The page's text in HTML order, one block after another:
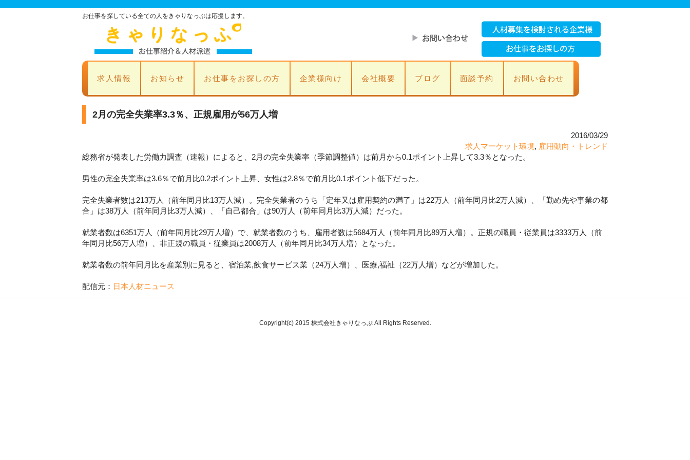
お仕事を探している全ての人をきゃりなっぷは応援します。
求人情報 お知らせ お仕事をお探しの方 企業様向け 会社概要 ブログ 面談予約 お問い合わせ
2月の完全失業率3.3％、正規雇用が56万人増
2016/03/29
求人マーケット環境, 雇用動向・トレンド
総務省が発表した労働力調査（速報）によると、2月の完全失業率（季節調整値）は前月から0.1ポイント上昇して3.3％となった。
男性の完全失業率は3.6％で前月比0.2ポイント上昇、女性は2.8％で前月比0.1ポイント低下だった。
完全失業者数は213万人（前年同月比13万人減）。完全失業者のうち「定年又は雇用契約の満了」は22万人（前年同月比2万人減）、「勤め先や事業の都
合」は38万人（前年同月比3万人減）、「自己都合」は90万人（前年同月比3万人減）だった。
就業者数は6351万人（前年同月比29万人増）で、就業者数のうち、雇用者数は5684万人（前年同月比89万人増）。正規の職員・従業員は3333万人（前
年同月比56万人増）、非正規の職員・従業員は2008万人（前年同月比34万人増）となった。
就業者数の前年同月比を産業別に見ると、宿泊業,飲食サービス業（24万人増）、医療,福祉（22万人増）などが増加した。
配信元： 日本人材ニュース
Copyright(c) 2015 株式会社きゃりなっぷ All Rights Reserved.